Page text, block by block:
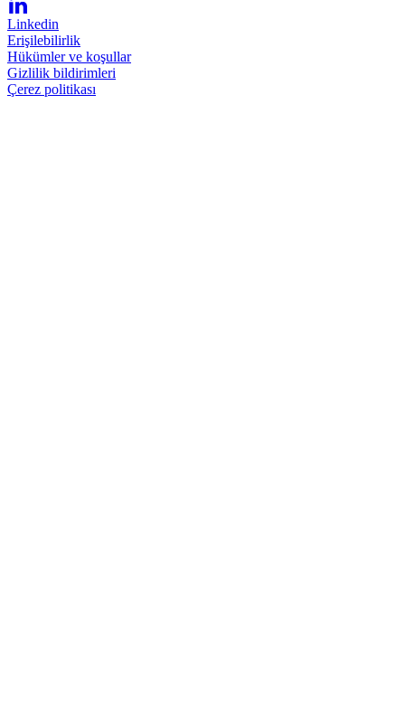
Linkedin
Erişilebilirlik
Hükümler ve koşullar
Gizlilik bildirimleri
Çerez politikası